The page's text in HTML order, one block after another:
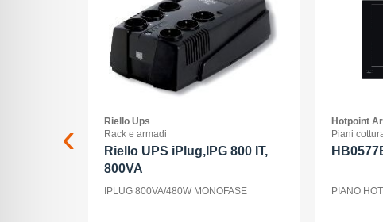
Riello Ups
Rack e armadi
Riello UPS iPlug,IPG 800 IT,
800VA
IPLUG 800VA/480W MONOFASE
Hotpoint
Piani
PIANO